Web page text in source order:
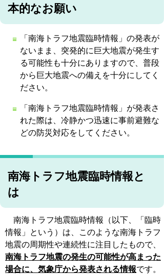
本的なお願い
「南海トラフ地震臨時情報」の発表が
ないまま、突発的に巨大地震が発生す
る可能性も十分にありますので、普段
から巨大地震への備えを十分にしてく
ださい。
「南海トラフ地震臨時情報」が発表さ
れた際は、冷静かつ迅速に事前避難な
どの防災対応をしてください。
南海トラフ地震臨時情報と
は
南海トラフ地震臨時情報（以下、「臨時
情報」という）は、このような南海トラフ
地震の周期性や連続性に注目したもので、
南海トラフ地震の発生の可能性が高まった
場合に、気象庁から発表される情報です。